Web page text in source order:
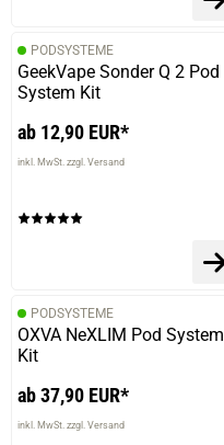
PODSYSTEME
GeekVape Sonder Q 2 Pod
System Kit
ab 12,90 EUR*
inkl. MwSt. zzgl. Versand
PODSYSTEME
OXVA NeXLIM Pod System
Kit
ab 37,90 EUR*
inkl. MwSt. zzgl. Versand